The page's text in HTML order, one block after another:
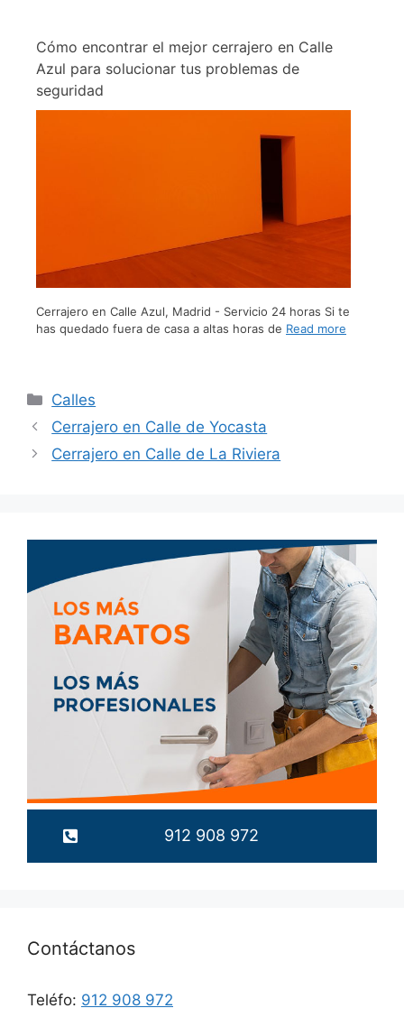
Cómo encontrar el mejor cerrajero en Calle
Azul para solucionar tus problemas de
seguridad
Cerrajero en Calle Azul, Madrid - Servicio 24 horas Si te
has quedado fuera de casa a altas horas de Read more
Calles
Cerrajero en Calle de Yocasta
Cerrajero en Calle de La Riviera
912 908 972
Contáctanos
Teléfo: 912 908 972